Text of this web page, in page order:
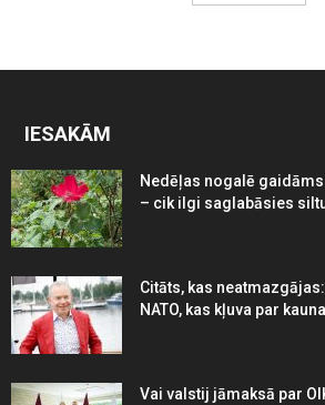
IESAKĀM
Nedēļas nogalē
– cik ilgi saglabāsies
Citāts, kas
NATO, kas kļuva par
Vai valstij jāmaksā par